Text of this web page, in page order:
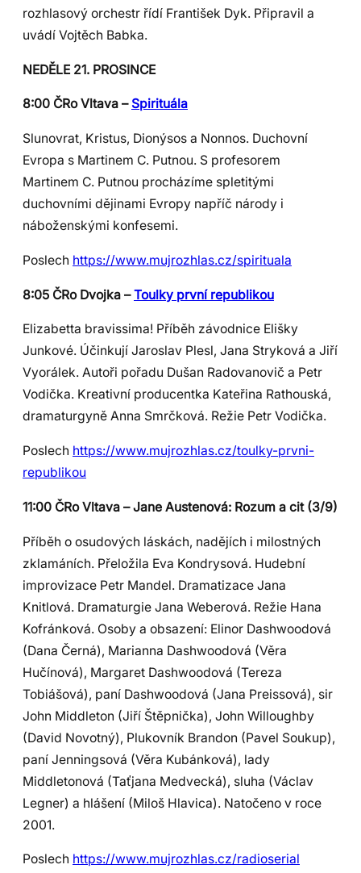
rozhlasový orchestr řídí František Dyk. Připravil a
uvádí Vojtěch Babka.
NEDĚLE 21. PROSINCE
8:00 ČRo Vltava – Spirituála
Slunovrat, Kristus, Dionýsos a Nonnos. Duchovní
Evropa s Martinem C. Putnou. S profesorem
Martinem C. Putnou procházíme spletitými
duchovními dějinami Evropy napříč národy i
náboženskými konfesemi.
Poslech https://www.mujrozhlas.cz/spirituala
8:05 ČRo Dvojka –Toulky první republikou
Elizabetta bravissima! Příběh závodnice Elišky
Junkové. Účinkují Jaroslav Plesl, Jana Stryková a Jiří
Vyorálek. Autoři pořadu Dušan Radovanovič a Petr
Vodička. Kreativní producentka Kateřina Rathouská,
dramaturgyně Anna Smrčková. Režie Petr Vodička.
Poslech https://www.mujrozhlas.cz/toulky-prvni-
republikou
11:00 ČRo Vltava – Jane Austenová: Rozum a cit (3/9)
Příběh o osudových láskách, nadějích i milostných
zklamáních. Přeložila Eva Kondrysová. Hudební
improvizace Petr Mandel. Dramatizace Jana
Knitlová. Dramaturgie Jana Weberová. Režie Hana
Kofránková. Osoby a obsazení: Elinor Dashwoodová
(Dana Černá), Marianna Dashwoodová (Věra
Hučínová), Margaret Dashwoodová (Tereza
Tobiášová), paní Dashwoodová (Jana Preissová), sir
John Middleton (Jiří Štěpnička), John Willoughby
(David Novotný), Plukovník Brandon (Pavel Soukup),
paní Jenningsová (Věra Kubánková), lady
Middletonová (Taťjana Medvecká), sluha (Václav
Legner) a hlášení (Miloš Hlavica). Natočeno v roce
2001.
Poslech https://www.mujrozhlas.cz/radioserial